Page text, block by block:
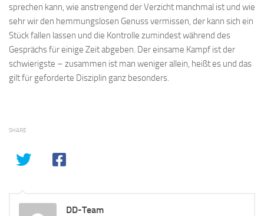
sprechen kann, wie anstrengend der Verzicht manchmal ist und wie
sehr wir den hemmungslosen Genuss vermissen, der kann sich ein
Stück fallen lassen und die Kontrolle zumindest während des
Gesprächs für einige Zeit abgeben. Der einsame Kampf ist der
schwierigste – zusammen ist man weniger allein, heißt es und das
gilt für geforderte Disziplin ganz besonders.
SHARE
DD-Team